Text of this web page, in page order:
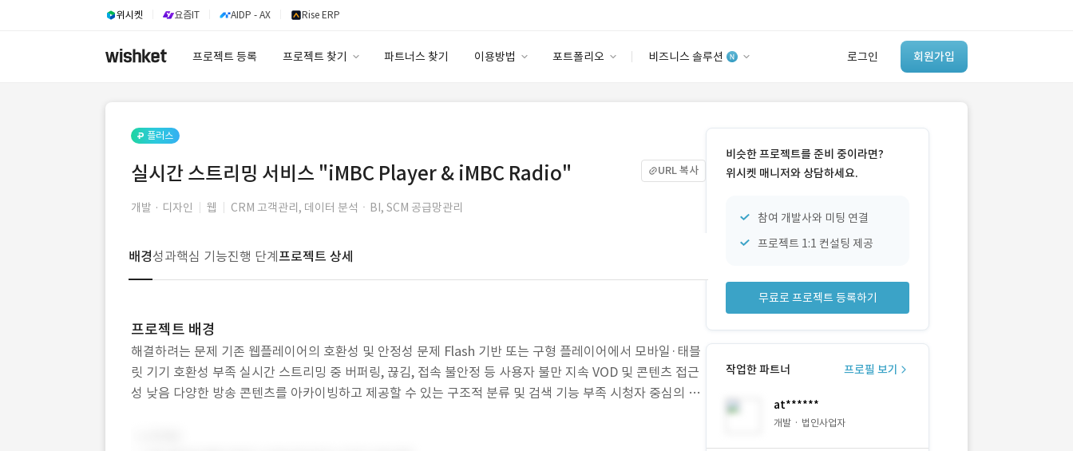
위시켓 요즘IT AIDP - AX Rise ERP
프로젝트 등록 프로젝트 찾기 파트너스 찾기 이용방법 포트폴리오 비즈니스 솔루션 로그인 회원가입
고객센터
안심 코드 케어
스토어
‘이런 거’ 만들어본
개발 회사 있어?
플러스
실시간 스트리밍 서비스 "iMBC Player & iMBC Radio" URL 복사
개발 · 디자인 웹 CRM 고객관리, 데이터 분석ㆍBI, SCM 공급망관리
배경성과핵심 기능진행 단계 프로젝트 상세
프로젝트 배경
해결하려는 문제 기존 웹플레이어의 호환성 및 안정성 문제 Flash 기반 또는 구형 플레이어에서 모바일·태블
릿 기기 호환성 부족 실시간 스트리밍 중 버퍼링, 끊김, 접속 불안정 등 사용자 불만 지속 VOD 및 콘텐츠 접근
성 낮음 다양한 방송 콘텐츠를 아카이빙하고 제공할 수 있는 구조적 분류 및 검색 기능 부족 시청자 중심의 U
비슷한 프로젝트를 준비 중이라면?
위시켓 매니저와 상담하세요.
참여 개발사와 미팅 연결
프로젝트 1:1 컨설팅 제공
무료로 프로젝트 등록하기
작업한 파트너 프로필 보기
at******
개발 · 법인사업자